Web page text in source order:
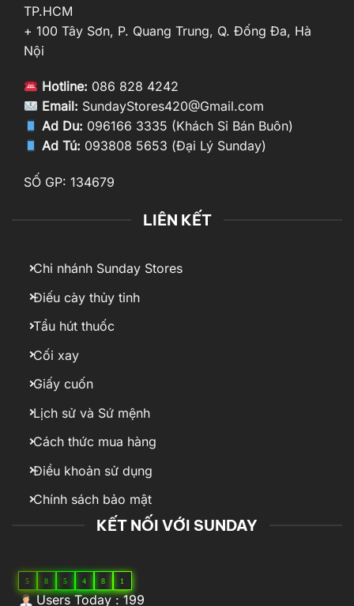
TP.HCM
+ 100 Tây Sơn, P. Quang Trung, Q. Đống Đa, Hà
Nội
Hotline: 086 828 4242
Email: SundayStores420@Gmail.com
Ad Du: 096166 3335 (Khách Sỉ Bán Buôn)
Ad Tú: 093808 5653 (Đại Lý Sunday)
SỐ GP: 134679
LIÊN KẾT
Chi nhánh Sunday Stores
Điếu cày thủy tinh
Tẩu hút thuốc
Cối xay
Giấy cuốn
Lịch sử và Sứ mệnh
Cách thức mua hàng
Điều khoản sử dụng
Chính sách bảo mật
KẾT NỐI VỚI SUNDAY
5 8 5 4 8 1
Users Today : 199